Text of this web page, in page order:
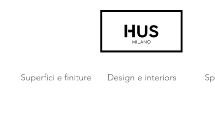
Superfici e finiture Design e interiors